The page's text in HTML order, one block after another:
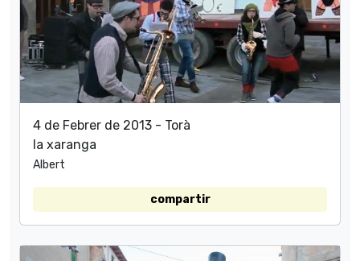
4 de Febrer de 2013 - Torà
la xaranga
Albert
compartir